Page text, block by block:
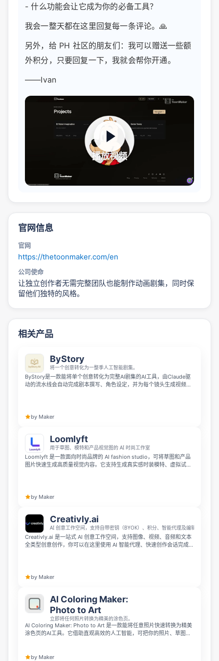
- 什么功能会让它成为你的必备工具？
我会一整天都在这里回复每一条评论。🙏
另外，给 PH 社区的朋友们：我可以赠送一些额
外积分，只要回复一下，我就会帮你开通。
——Ivan
播放视频
官网信息
官网
https://thetoonmaker.com/en
公司使命
让独立创作者无需完整团队也能制作动画剧集，同时保
留他们独特的风格。
相关产品
ByStory
将一个创意转化为一整季人工智能剧集。
ByStory是一款能将单个创意转化为完整AI剧集的AI工具，由Claude驱
动的流水线会自动完成剧本撰写、角色设定，并为每个镜头生成视频和
by Maker
Loomlyft
用于草图、模特和产品视觉图的 AI 时尚工作室
Loomlyft 是一款面向时尚品牌的 AI fashion studio，可将草图和产品
图片快速生成高质量视觉内容。它支持生成真实感时装模特、虚拟试
by Maker
Creativly.ai
AI 创意工作空间，支持自带密钥（BYOK）、积分、智能代理及编辑功能
Creativly.ai 是一站式 AI 创意工作空间，支持图像、视频、音频和文本
全类型创意创作，你可以在这里使用 AI 智能代理、快速创作会话完成从
by Maker
AI Coloring Maker:
Photo to Art
立即将任何照片转换为精美的涂色页。
AI Coloring Maker: Photo to Art 是一款能将任意照片快速转换为精美
涂色页的AI工具。它借助直观高效的人工智能，可把你的照片、草图转
by Maker